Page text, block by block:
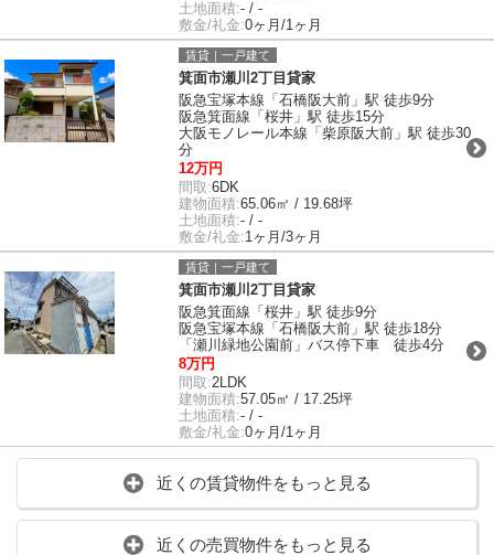
土地面積:- / -
敷金/礼金:0ヶ月/1ヶ月
賃貸｜一戸建て
箕面市瀬川2丁目貸家
阪急宝塚本線「石橋阪大前」駅 徒歩9分
阪急箕面線「桜井」駅 徒歩15分
大阪モノレール本線「柴原阪大前」駅 徒歩30
分
12万円
間取:6DK
建物面積:65.06㎡ / 19.68坪
土地面積:- / -
敷金/礼金:1ヶ月/3ヶ月
賃貸｜一戸建て
箕面市瀬川2丁目貸家
阪急箕面線「桜井」駅 徒歩9分
阪急宝塚本線「石橋阪大前」駅 徒歩18分
「瀬川緑地公園前」バス停下車 徒歩4分
8万円
間取:2LDK
建物面積:57.05㎡ / 17.25坪
土地面積:- / -
敷金/礼金:0ヶ月/1ヶ月
近くの賃貸物件をもっと見る
近くの売買物件をもっと見る